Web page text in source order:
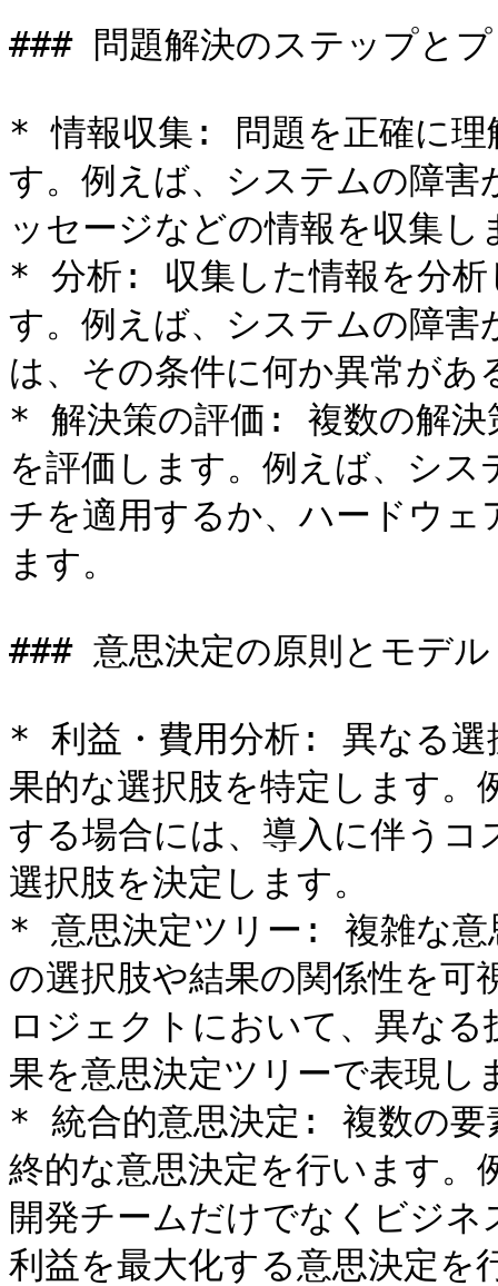
### 問題解決のステップと
* 情報収集: 問題を正確に理
す。例えば、システムの障
ッセージなどの情報を収集し
* 分析: 収集した情報を分析
す。例えば、システムの障害
は、その条件に何か異常があ
* 解決策の評価: 複数の解決
を評価します。例えば、シ
チを適用するか、ハードウ
ます。
### 意思決定の原則とモデル
* 利益・費用分析: 異なる選
果的な選択肢を特定します
する場合には、導入に伴うコ
選択肢を決定します。
* 意思決定ツリー: 複雑な意
の選択肢や結果の関係性を可
ロジェクトにおいて、異な
果を意思決定ツリーで表現し
* 統合的意思決定: 複数の要
終的な意思決定を行います。
開発チームだけでなくビジ
利益を最大化する意思決定を